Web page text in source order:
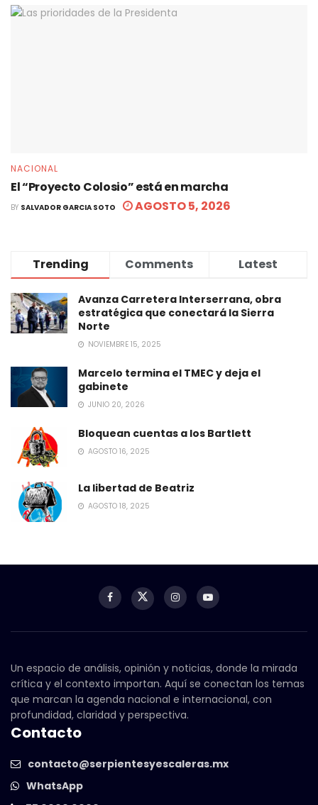
NACIONAL
El “Proyecto Colosio” está en marcha
BY SALVADOR GARCIA SOTO AGOSTO 5, 2026
Trending Comments Latest
Avanza Carretera Interserrana, obra
estratégica que conectará la Sierra
Norte
NOVIEMBRE 15, 2025
Marcelo termina el TMEC y deja el
gabinete
JUNIO 20, 2026
Bloquean cuentas a los Bartlett
AGOSTO 16, 2025
La libertad de Beatriz
AGOSTO 18, 2025
Un espacio de análisis, opinión y noticias, donde la mirada
crítica y el contexto importan. Aquí se conectan los temas
que marcan la agenda nacional e internacional, con
profundidad, claridad y perspectiva.
Contacto
contacto@serpientesyescaleras.mx
WhatsApp